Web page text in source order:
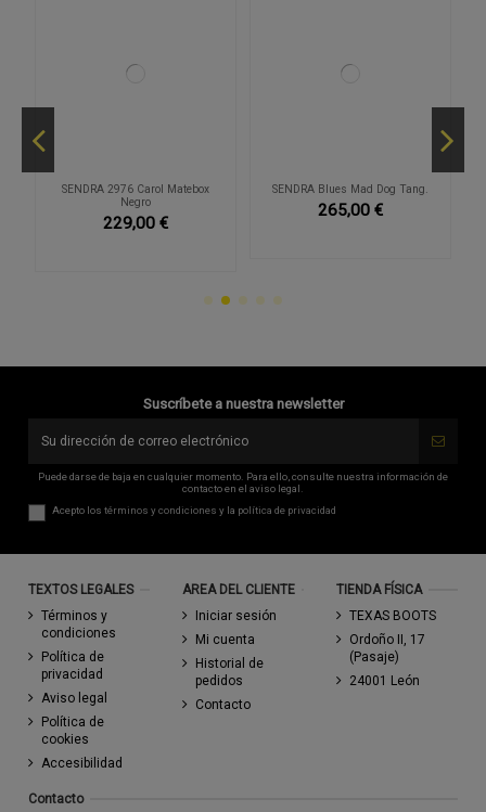
SENDRA 2976 Carol Matebox
Negro
229,00 €
SENDRA Blues Mad Dog Tang.
265,00 €
Suscríbete a nuestra newsletter
Puede darse de baja en cualquier momento. Para ello, consulte nuestra información de
contacto en el aviso legal.
Acepto lostérminos y condiciones y la política de privacidad
TEXTOS LEGALES
Términos y
condiciones
Política de
privacidad
Aviso legal
Política de
cookies
Accesibilidad
AREA DEL CLIENTE
Iniciar sesión
Mi cuenta
Historial de
pedidos
Contacto
TIENDA FÍSICA
TEXAS BOOTS
Ordoño II, 17
(Pasaje)
24001 León
Contacto